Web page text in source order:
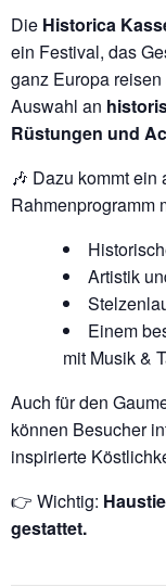
Die Historica
ein Festival, das
ganz Europa
Auswahl an
Rüstungen und
🎶 Dazu kommt
Rahmenprogramm
Artistik
Einem
mit Musik &
Auch für den
können Besucher
inspirierte
👉 Wichtig:
gestattet.